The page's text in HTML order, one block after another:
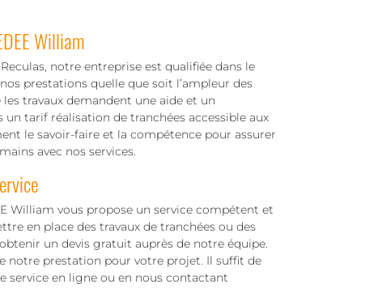
William
notre entreprise est qualifiée dans le
prestations quelle que soit l’ampleur des
travaux demandent une aide et un
tarif réalisation de tranchées accessible aux
le savoir-faire et la compétence pour assurer
avec nos services.
William vous propose un service compétent et
en place des travaux de tranchées ou des
un devis gratuit auprès de notre équipe.
notre prestation pour votre projet. Il suffit de
service en ligne ou en nous contactant